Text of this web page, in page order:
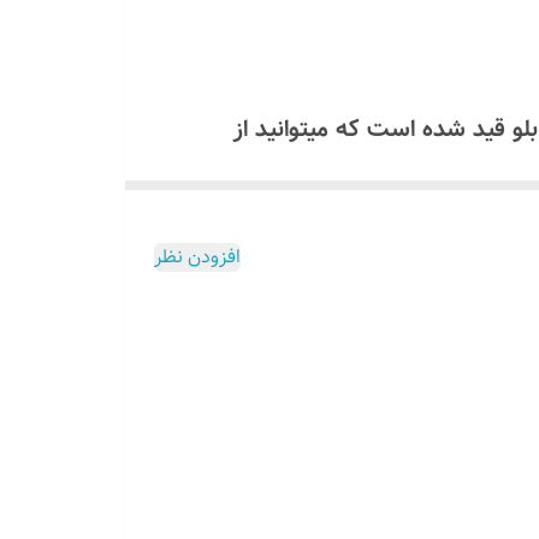
تابلو قید شده است که میتوانید از
میگردد برای دریافت لینک
افزودن نظر